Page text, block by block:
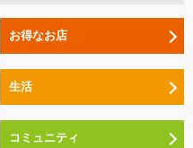
お得なお店
生活
コミュニティ